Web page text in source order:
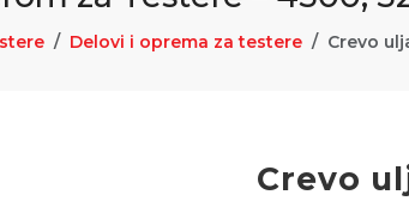
Delovi i oprema za testere Crevo
Crevo